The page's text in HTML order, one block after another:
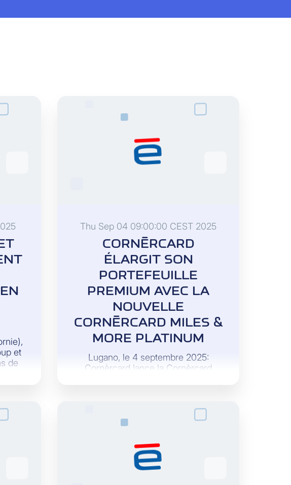
et
de
Thu Sep 04 09:00:00 CEST 2025
CORNÈRCARD
ÉLARGIT SON
PORTEFEUILLE
PREMIUM AVEC LA
NOUVELLE
CORNÈRCARD MILES &
MORE PLATINUM
Lugano, le 4 septembre 2025:
Cornèrcard lance la Cornèrcard
crédit combine les avantages des
Miles avec des services et
s’adresse à une clientèle exigeante
qui voyage fréquemment.